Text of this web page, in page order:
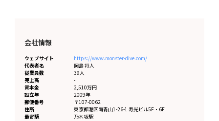
会社情報
ウェブサイト
https://www.monster-dive.com/
代表者名
岡島 将人
従業員数
39人
売上高
-
資本金
2,510万円
設立年
2009年
郵便番号
〒107-0062
住所
東京都港区南青山1-26-1 寿光ビル5F・6F
最寄駅
乃木坂駅